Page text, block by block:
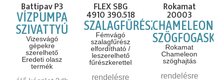
Battipav P3
VÍZPUMPA
SZIVATTYÚ
Vizesvágó
gépekre
szerelhető
Eredeti olasz
termék
FLEX SBG
4910 390.518
SZALAGFŰRÉSZ
Fémvágó
szalagfűrész
elfordítható /
leszerelhető
fűrészkerettel
rendelésre
Rokamat
20003
CHAMELEON
Rokamat
Chameleon
szöghajtás
rendelésre